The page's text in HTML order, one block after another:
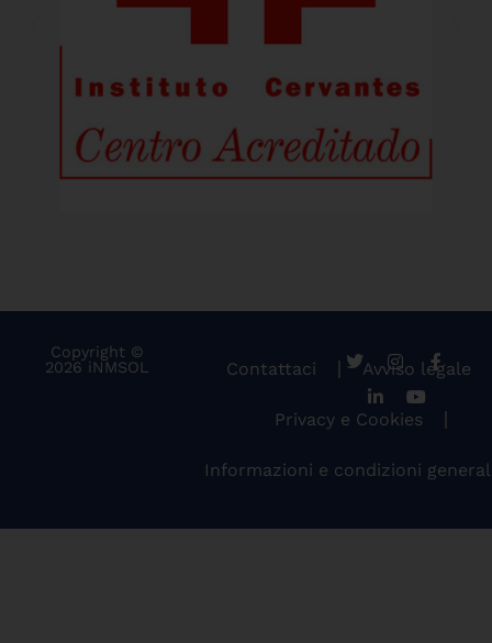
Copyright ©
2026 iNMSOL
Contattaci Avviso legale
Privacy e Cookies
Informazioni e condizioni